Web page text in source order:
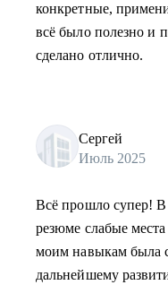
конкретные,
всё было полезно и
сделано отлично.
Сергей
Июль 2025
Всё прошло супер!
резюме слабые
моим навыкам была
дальнейшему